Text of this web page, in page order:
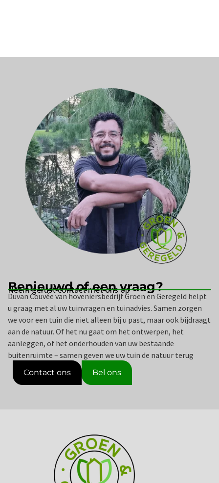
Benieuwd of een vraag?
Neem gerust contact met ons op
Duvan Couvée van hoveniersbedrijf Groen en Geregeld helpt
u graag met al uw tuinvragen en tuinadvies. Samen zorgen
we voor een tuin die niet alleen bij u past, maar ook bijdraagt
aan de natuur. Of het nu gaat om het ontwerpen, het
aanleggen, of het onderhouden van uw bestaande
buitenruimte – samen geven we uw tuin de natuur terug
Contact ons Bel ons